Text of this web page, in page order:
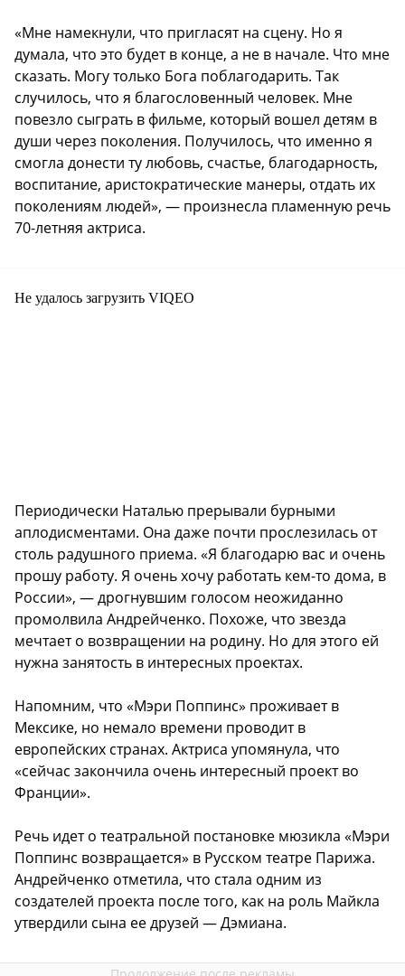
«Мне намекнули, что пригласят на сцену. Но я
думала, что это будет в конце, а не в начале. Что мне
сказать. Могу только Бога поблагодарить. Так
случилось, что я благословенный человек. Мне
повезло сыграть в фильме, который вошел детям в
души через поколения. Получилось, что именно я
смогла донести ту любовь, счастье, благодарность,
воспитание, аристократические манеры, отдать их
поколениям людей», — произнесла пламенную речь
70-летняя актриса.
Не удалось загрузить VIQEO
Периодически Наталью прерывали бурными
аплодисментами. Она даже почти прослезилась от
столь радушного приема. «Я благодарю вас и очень
прошу работу. Я очень хочу работать кем-то дома, в
России», — дрогнувшим голосом неожиданно
промолвила Андрейченко. Похоже, что звезда
мечтает о возвращении на родину. Но для этого ей
нужна занятость в интересных проектах.
Напомним, что «Мэри Поппинс» проживает в
Мексике, но немало времени проводит в
европейских странах. Актриса упомянула, что
«сейчас закончила очень интересный проект во
Франции».
Речь идет о театральной постановке мюзикла «Мэри
Поппинс возвращается» в Русском театре Парижа.
Андрейченко отметила, что стала одним из
создателей проекта после того, как на роль Майкла
утвердили сына ее друзей — Дэмиана.